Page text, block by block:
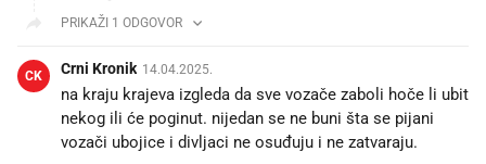
PRIKAŽI 1 ODGOVOR
CK Crni Kronik 14.04.2025.
na kraju krajeva izgleda da sve vozače zaboli hoče li ubit
nekog ili će poginut. nijedan se ne buni šta se pijani
vozači ubojice i divljaci ne osuđuju i ne zatvaraju.